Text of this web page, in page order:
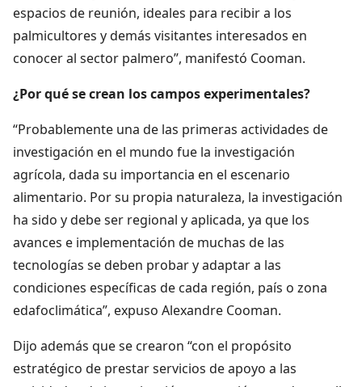
espacios de reunión, ideales para recibir a los
palmicultores y demás visitantes interesados en
conocer al sector palmero”, manifestó Cooman.
¿Por qué se crean los campos experimentales?
“Probablemente una de las primeras actividades de
investigación en el mundo fue la investigación
agrícola, dada su importancia en el escenario
alimentario. Por su propia naturaleza, la investigación
ha sido y debe ser regional y aplicada, ya que los
avances e implementación de muchas de las
tecnologías se deben probar y adaptar a las
condiciones específicas de cada región, país o zona
edafoclimática”, expuso Alexandre Cooman.
Dijo además que se crearon “con el propósito
estratégico de prestar servicios de apoyo a las